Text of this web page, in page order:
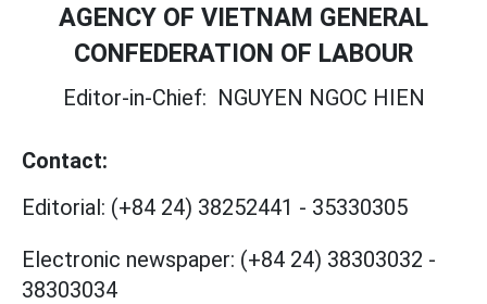
AGENCY OF VIETNAM GENERAL
CONFEDERATION OF LABOUR
Editor-in-Chief: NGUYEN NGOC HIEN
Contact:
Editorial: (+84 24) 38252441 - 35330305
Electronic newspaper: (+84 24) 38303032 -
38303034